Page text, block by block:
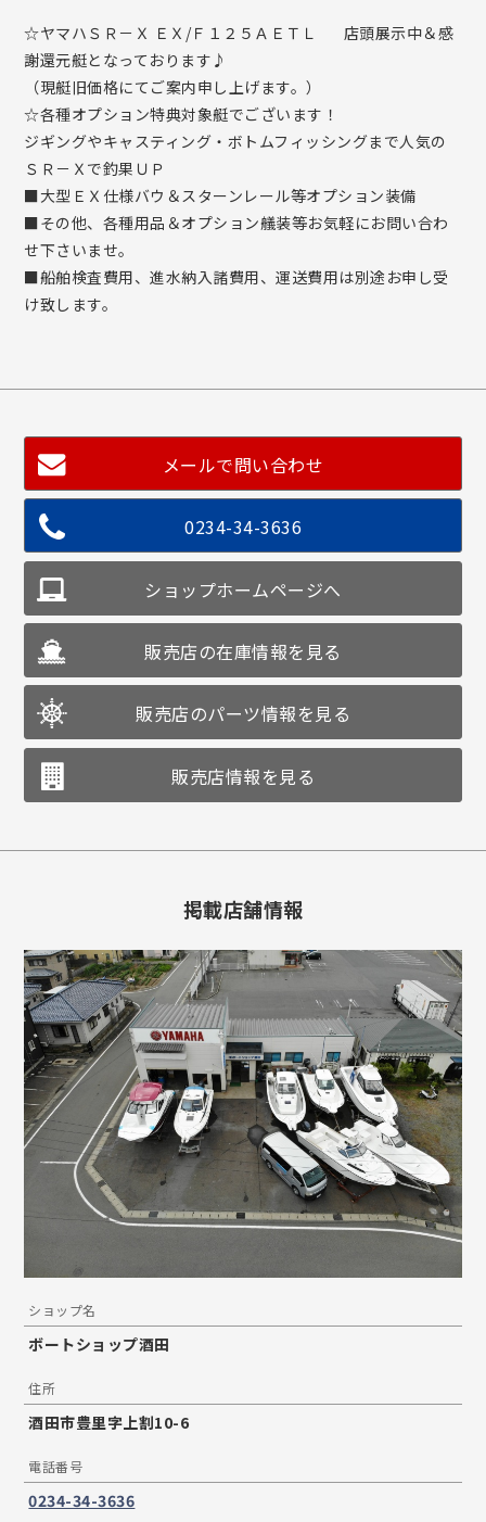
☆ヤマハＳＲ－Ｘ ＥＸ/Ｆ１２５ＡＥＴＬ 店頭展示中＆感
謝還元艇となっております♪
（現艇旧価格にてご案内申し上げます。）
☆各種オプション特典対象艇でございます！
ジギングやキャスティング・ボトムフィッシングまで人気の
ＳＲ－Ｘで釣果ＵＰ
■大型ＥＸ仕様バウ＆スターンレール等オプション装備
■その他、各種用品＆オプション艤装等お気軽にお問い合わ
せ下さいませ。
■船舶検査費用、進水納入諸費用、運送費用は別途お申し受
け致します。
メールで問い合わせ
0234-34-3636
ショップホームページへ
販売店の在庫情報を見る
販売店のパーツ情報を見る
販売店情報を見る
掲載店舗情報
ショップ名
ボートショップ酒田
住所
酒田市豊里字上割10-6
電話番号
0234-34-3636